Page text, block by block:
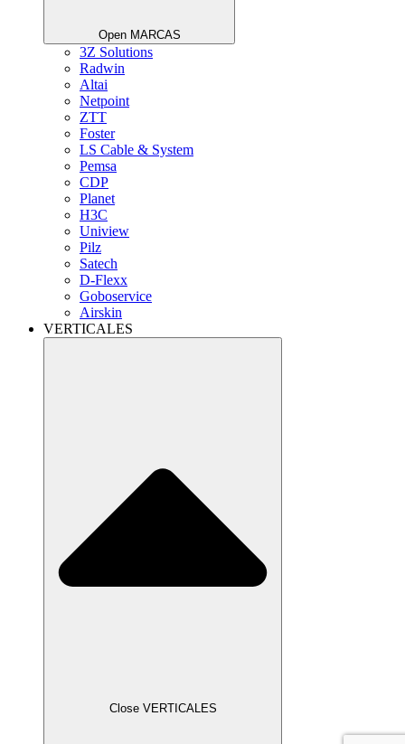
Open MARCAS
3Z Solutions
Radwin
Altai
Netpoint
ZTT
Foster
LS Cable & System
Pemsa
CDP
Planet
H3C
Uniview
Pilz
Satech
D-Flexx
Goboservice
Airskin
VERTICALES
Close VERTICALES